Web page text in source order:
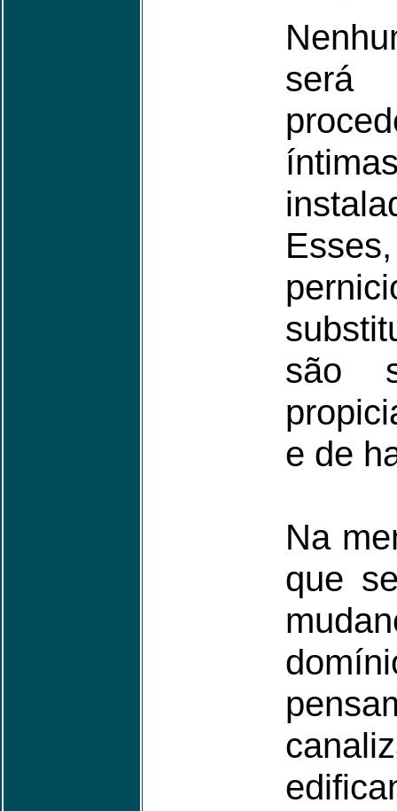
será
são
e de
Na
que